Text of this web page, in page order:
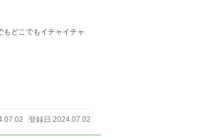
どこでもイチャイチャ
登録日 2024.07.02